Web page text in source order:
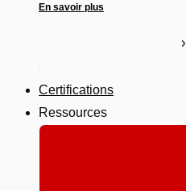
En savoir plus
Certifications
Ressources